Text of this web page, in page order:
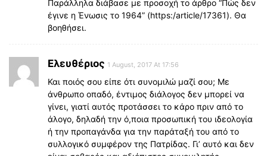
Παράλληλα διάβασε με προσοχή το άρθρο “Πώς δεν
έγινε η Ένωσις το 1964” (https:/article/17361). Θα
βοηθήσει.
Ελευθέριος 1 August, 2017 At 17:56
Και ποιός σου είπε ότι συνομιλώ μαζί σου; Με
άνθρωπο οπαδό, έντιμος διάλογος δεν μπορεί να
γίνει, γιατί αυτός προτάσσει το κάρο πριν από το
άλογο, δηλαδή την ό,ποια προσωπική του ιδεολογία
ή την προπαγάνδα για την παράταξή του από το
συλλογικό συμφέρον της Πατρίδας. Γι’ αυτό και δεν